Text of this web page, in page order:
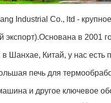
Industrial Co., ltd -
экспорт).Основана в 2001
Шанхае, Китай, у нас есть
печь для
и другое ключевое